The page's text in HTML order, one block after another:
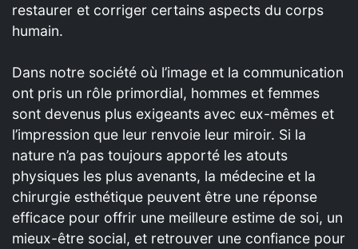
restaurer et corriger certains aspects du corps
humain.
Dans notre société où l’image et la communication
ont pris un rôle primordial, hommes et femmes
sont devenus plus exigeants avec eux-mêmes et
l’impression que leur renvoie leur miroir. Si la
nature n’a pas toujours apporté les atouts
physiques les plus avenants, la médecine et la
chirurgie esthétique peuvent être une réponse
efficace pour offrir une meilleure estime de soi, un
mieux-être social, et retrouver une confiance pour